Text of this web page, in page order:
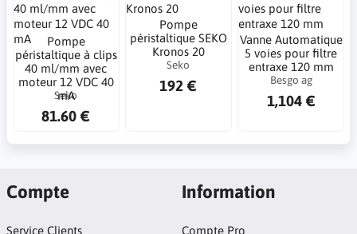
Pompe
péristaltique à clips
40 ml/mm avec
moteur 12 VDC 40
mA
Seko
81.60 €
Pompe
péristaltique SEKO
Kronos 20
Seko
192 €
Vanne Automatique
5 voies pour filtre
entraxe 120 mm
Besgo ag
1,104 €
Compte
Service Clients
Information
Compte Pro